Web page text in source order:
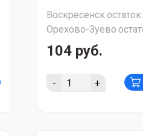
Воскресенскостаток:
Орехово-Зуево
104 руб.
- +